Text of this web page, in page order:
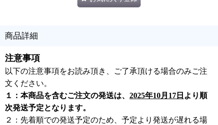
商品詳細
注意事項
以下の注意事項をお読み頂き、ご了承頂ける場合のみご注
文ください。
１：本商品を含むご注文の発送は、 2025年10月17日 より順
次発送予定となります。
２：先着順での発送予定のため、予定より発送が遅れる場